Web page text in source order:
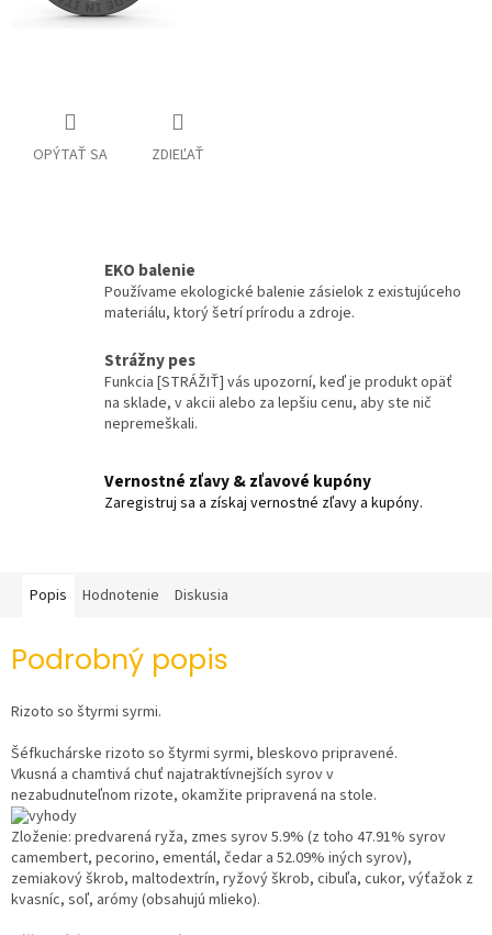
OPÝTAŤ SA ZDIEĽAŤ
EKO balenie
Používame ekologické balenie zásielok z existujúceho
materiálu, ktorý šetrí prírodu a zdroje.
Strážny pes
Funkcia [STRÁŽIŤ] vás upozorní, keď je produkt opäť
na sklade, v akcii alebo za lepšiu cenu, aby ste nič
nepremeškali.
Vernostné zľavy & zľavové kupóny
Zaregistruj sa a získaj vernostné zľavy a kupóny.
Popis Hodnotenie Diskusia
Podrobný popis
Rizoto so štyrmi syrmi.
Šéfkuchárske rizoto so štyrmi syrmi, bleskovo pripravené.
Vkusná a chamtivá chuť najatraktívnejších syrov v
nezabudnuteľnom rizote, okamžite pripravená na stole.
Zloženie: predvarená ryža, zmes syrov5.9% (z toho 47.91% syrov
camembert, pecorino, ementál, čedar a 52.09% iných syrov),
zemiakový škrob, maltodextrín, ryžový škrob, cibuľa, cukor, výťažok z
kvasníc, soľ, arómy (obsahujú mlieko).